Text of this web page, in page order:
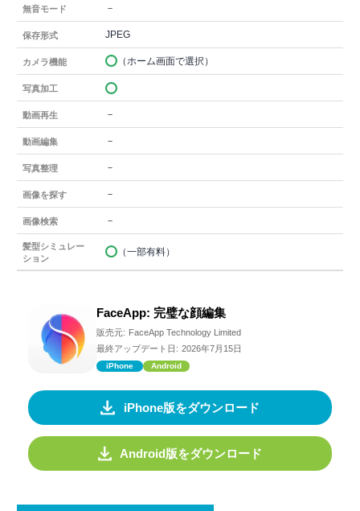
無音モード －
保存形式 JPEG
カメラ機能 （ホーム画面で選択）
写真加工
動画再生 －
動画編集 －
写真整理 －
画像を探す －
画像検索 －
髪型シミュレー
ション
（一部有料）
FaceApp: 完璧な顔編集
販売元: FaceApp Technology Limited
最終アップデート日: 2026年7月15日
iPhone Android
iPhone版をダウンロード
Android版をダウンロード